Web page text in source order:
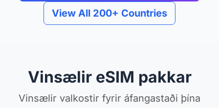
View All 200+ Countries
Vinsælir eSIM pakkar
Vinsælir valkostir fyrir áfangastaði þína